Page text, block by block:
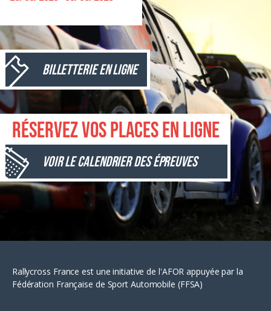
Billetterie en ligne
Réservez vos places en ligne
Voir le calendrier des épreuves
Rallycross France est une initiative de l'AFOR appuyée par la
Fédération Française de Sport Automobile (FFSA)